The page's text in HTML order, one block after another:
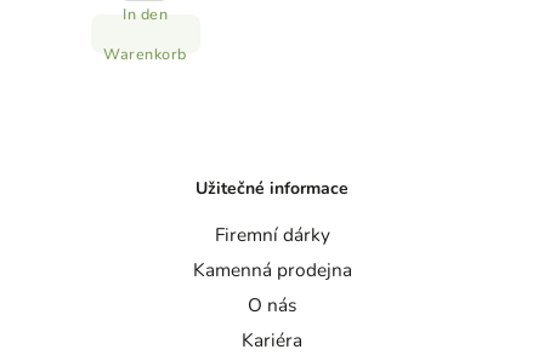
In den
Warenkorb
Užitečné informace
Firemní dárky
Kamenná prodejna
O nás
Kariéra